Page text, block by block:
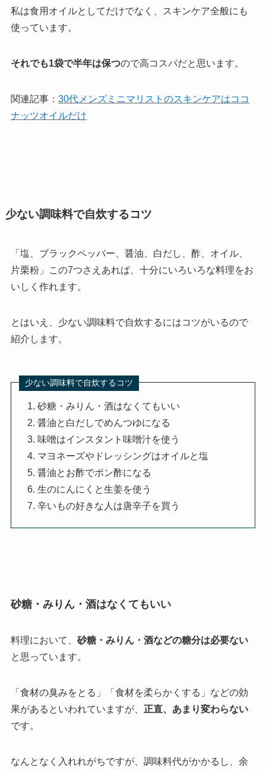
私は食用オイルとしてだけでなく、スキンケア全般にも
使っています。
それでも1袋で半年は保つので高コスパだと思います。
関連記事： 30代メンズミニマリストのスキンケアはココ
ナッツオイルだけ
少ない調味料で自炊するコツ
「塩、ブラックペッパー、醤油、白だし、酢、オイル、
片栗粉」この7つさえあれば、十分にいろいろな料理をお
いしく作れます。
とはいえ、少ない調味料で自炊するにはコツがいるので
紹介します。
少ない調味料で自炊するコツ
砂糖・みりん・酒はなくてもいい
醤油と白だしでめんつゆになる
味噌はインスタント味噌汁を使う
マヨネーズやドレッシングはオイルと塩
醤油とお酢でポン酢になる
生のにんにくと生姜を使う
辛いもの好きな人は唐辛子を買う
砂糖・みりん・酒はなくてもいい
料理において、 砂糖・みりん・酒などの糖分は必要ない
と思っています。
「食材の臭みをとる」「食材を柔らかくする」などの効
果があるといわれていますが、 正直、あまり変わらない
です。
なんとなく入れれがちですが、調味料代がかかるし、余